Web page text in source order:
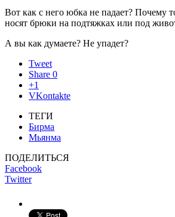
Вот как с него юбка не падает? Почему
носят брюки на подтяжках или под
А вы как думаете? Не упадет?
Tweet
Share 0
+1
VKontakte
ТЕГИ
Бирма
Мьянма
ПОДЕЛИТЬСЯ
Facebook
Twitter